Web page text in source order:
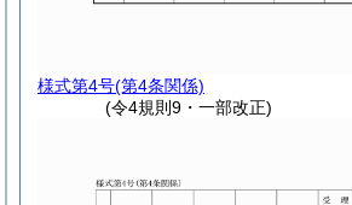
様式第4号(第4条関係)
(令4規則9・一部改正)